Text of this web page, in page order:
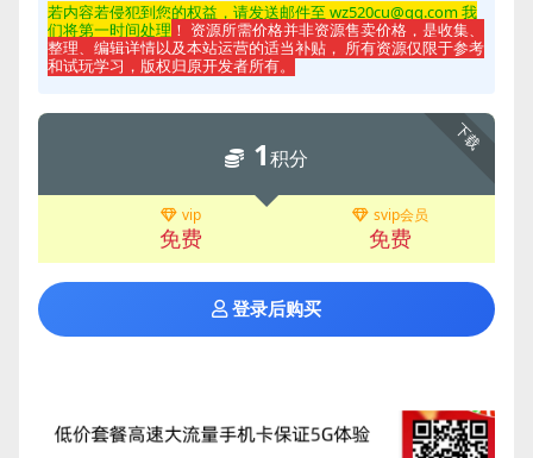
若内容若侵犯到您的权益，请发送邮件至 wz520cu@qq.com 我
们将第一时间处理 ！ 资源所需价格并非资源售卖价格，是收集、
整理、编辑详情以及本站运营的适当补贴， 所有资源仅限于参考
和试玩学习，版权归原开发者所有。
下载
1积分
vip
免费
svip会员
免费
登录后购买